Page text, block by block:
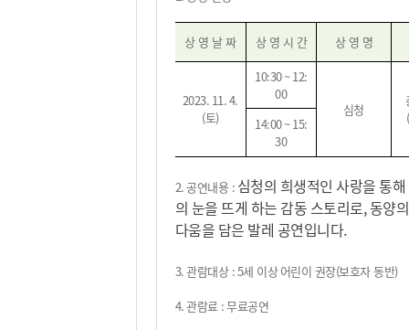
상 영 날 짜 상 영 시 간 상 영 명
2023. 11. 4.
(토)
10:30 ~ 12:
00
심청
14:00 ~ 15:
30
2.공연내용 : 심청의 희생적인 사랑을 통
의 눈을 뜨게 하는 감동 스토리로, 동양
다움을 담은 발레 공연입니다.
3.관람대상 : 5세 이상어린이 권장(보호자 동반)
4.관람료 :무료공연